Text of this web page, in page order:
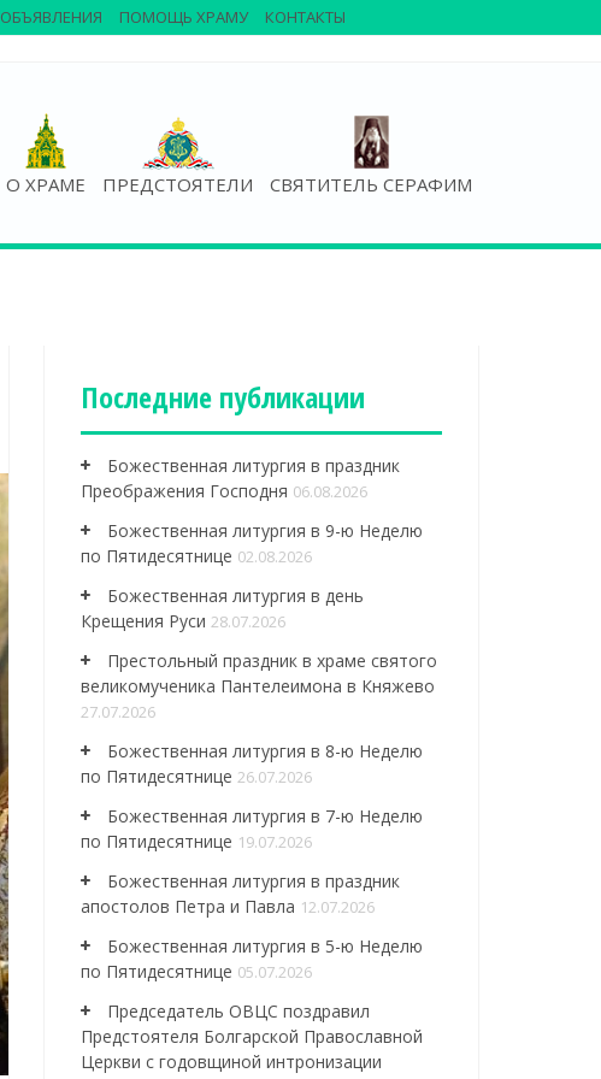
О ХРАМЕ ПРЕДСТОЯТЕЛИ СВЯТИТЕЛЬ СЕРАФИМ
ОБЪЯВЛЕНИЯ ПОМОЩЬ ХРАМУ КОНТАКТЫ
Последние публикации
Божественная литургия в праздник
Преображения Господня 06.08.2026
Божественная литургия в 9-ю Неделю
по Пятидесятнице 02.08.2026
Божественная литургия в день
Крещения Руси 28.07.2026
Престольный праздник в храме святого
великомученика Пантелеимона в Княжево
27.07.2026
Божественная литургия в 8-ю Неделю
по Пятидесятнице 26.07.2026
Божественная литургия в 7-ю Неделю
по Пятидесятнице 19.07.2026
Божественная литургия в праздник
апостолов Петра и Павла 12.07.2026
Божественная литургия в 5-ю Неделю
по Пятидесятнице 05.07.2026
Председатель ОВЦС поздравил
Предстоятеля Болгарской Православной
Церкви с годовщиной интронизации